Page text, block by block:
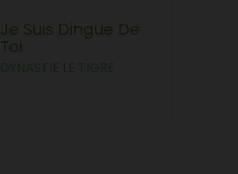
Je Suis Dingue De
Toi